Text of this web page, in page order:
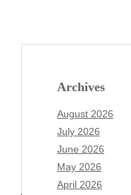
Archives
August 2026
July 2026
June 2026
May 2026
April 2026